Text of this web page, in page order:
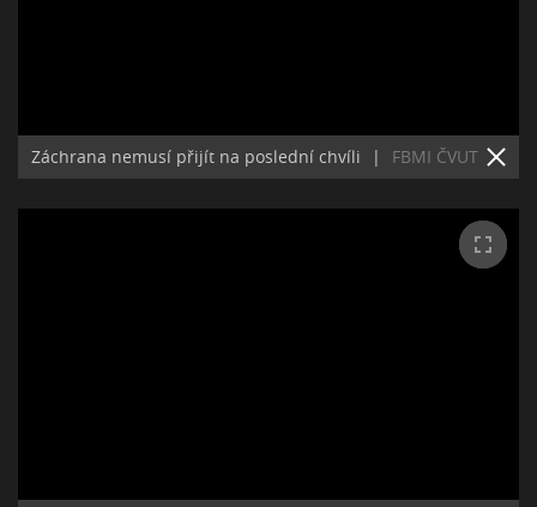
Záchrana nemusí přijít na poslední chvíli | FBMI ČVUT